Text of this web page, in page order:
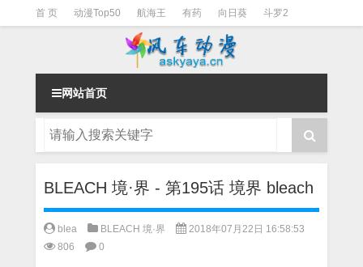
首 页 动漫Top50 航海王 有药 向日葵 斗罗2
一拳超人 柯南 阴阳师
网站首页
BLEACH 境·界 - 第195话 境界 bleach
blea BLEACH 境·界
2018年07月22日 16:58:53
806
0